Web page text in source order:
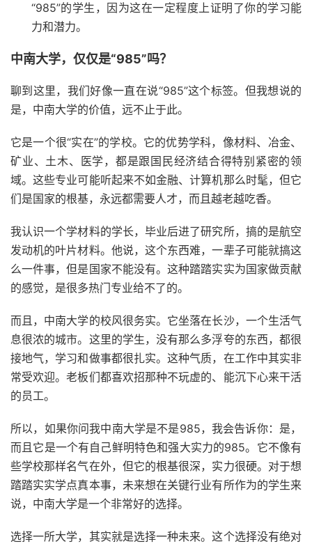
“985”的学生，因为这在一定程度上证明了你的学习能
力和潜力。
中南大学，仅仅是“985”吗？
聊到这里，我们好像一直在说“985”这个标签。但我想说的
是，中南大学的价值，远不止于此。
它是一个很“实在”的学校。它的优势学科，像材料、冶金、
矿业、土木、医学，都是跟国民经济结合得特别紧密的领
域。这些专业可能听起来不如金融、计算机那么时髦，但它
们是国家的根基，永远都需要人才，而且越老越吃香。
我认识一个学材料的学长，毕业后进了研究所，搞的是航空
发动机的叶片材料。他说，这个东西难，一辈子可能就搞这
么一件事，但是国家不能没有。这种踏踏实实为国家做贡献
的感觉，是很多热门专业给不了的。
而且，中南大学的校风很务实。它坐落在长沙，一个生活气
息很浓的城市。这里的学生，没有那么多浮夸的东西，都很
接地气，学习和做事都很扎实。这种气质，在工作中其实非
常受欢迎。老板们都喜欢招那种不玩虚的、能沉下心来干活
的员工。
所以，如果你问我中南大学是不是985，我会告诉你：是，
而且它是一个有自己鲜明特色和强大实力的985。它不像有
些学校那样名气在外，但它的根基很深，实力很硬。对于想
踏踏实实学点真本事，未来想在关键行业有所作为的学生来
说，中南大学是一个非常好的选择。
选择一所大学，其实就是选择一种未来。这个选择没有绝对